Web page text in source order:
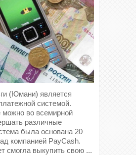
(Юмани) является
системой.
можно во всемирной
различные
была основана 20
компанией PayCash.
смогла выкупить свою ...